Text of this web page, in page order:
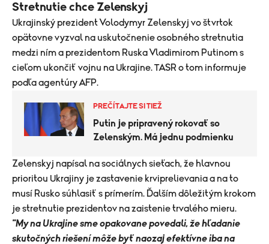
Stretnutie chce Zelenskyj
Ukrajinský prezident Volodymyr Zelenskyj vo štvrtok
opätovne vyzval na uskutočnenie osobného stretnutia
medzi ním a prezidentom Ruska Vladimirom Putinom s
cieľom ukončiť vojnu na Ukrajine. TASR o tom informuje
podľa agentúry AFP.
PREČÍTAJTE SI TIEŽ
Putin je pripravený rokovať so
Zelenským. Má jednu podmienku
Zelenskyj napísal na sociálnych sieťach, že hlavnou
prioritou Ukrajiny je zastavenie krviprelievania a na to
musí Rusko súhlasiť s prímerím. Ďalším dôležitým krokom
je stretnutie prezidentov na zaistenie trvalého mieru.
"My na Ukrajine sme opakovane povedali, že hľadanie
skutočných riešení môže byť naozaj efektívne iba na